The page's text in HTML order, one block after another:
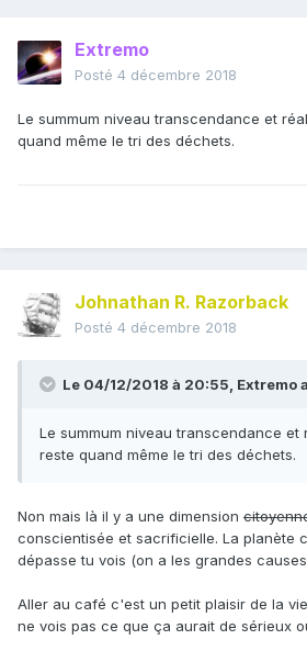
Extremo
Posté 4 décembre 2018
Le summum niveau transcendance et
quand même le tri des déchets.
Johnathan R. Razorback
Posté 4 décembre 2018
Le 04/12/2018 à 20:55, Extremo
Le summum niveau transcendance et
reste quand même le tri des déchets.
Non mais là il y a une dimension
conscientisée et sacrificielle. La planète
dépasse tu vois (on a les grandes
Aller au café c'est un petit plaisir de la
ne vois pas ce que ça aurait de sérieux